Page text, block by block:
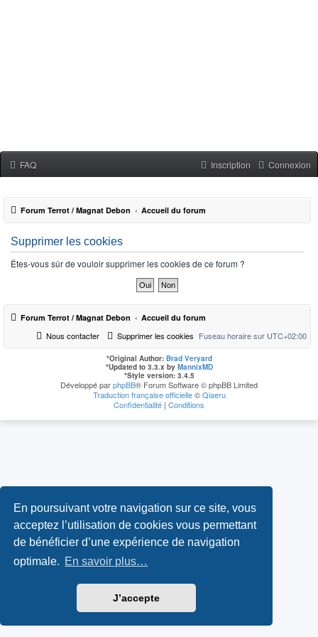
En poursuivant votre navigation sur ce site, vous
acceptez l’utilisation de cookies vous permettant
de bénéficier d’une expérience de navigation
optimale. En savoir plus…
J’accepte
FAQ Connexion
Inscription
Forum Terrot / Magnat Debon Accueil du forum
Supprimer les cookies
Êtes-vous sûr de vouloir supprimer les cookies de ce forum ?
Forum Terrot / Magnat Debon Accueil du forum
Fuseau horaire sur UTC+02:00
Supprimer les cookies
Nous contacter
*Original Author: Brad Veryard
*Updated to 3.3.x by MannixMD
*Style version: 3.4.5
Développé parphpBB® Forum Software © phpBB Limited
Traduction française officielle©Qiaeru
Confidentialité | Conditions